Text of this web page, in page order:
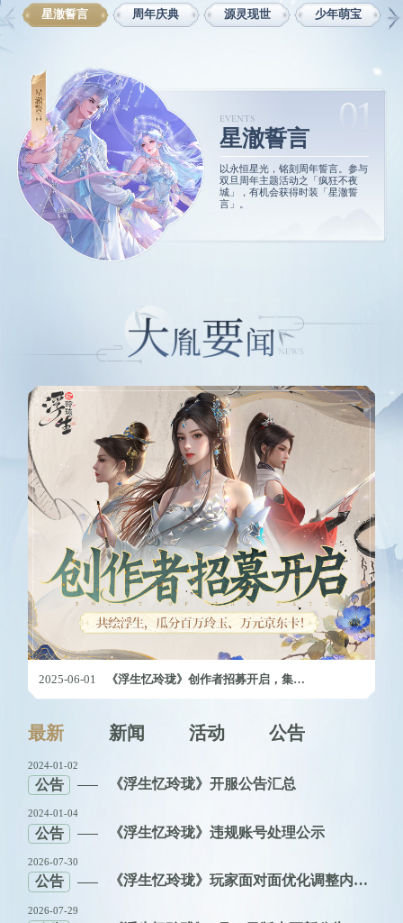
EVENTS
星澈誓言
以永恒星光，铭刻周年誓言。参与
双旦周年主题活动之「疯狂不夜
城」，有机会获得时装「星澈誓
言」。
01
《浮生忆玲珑》创作者招募开启，集合瓜分激励金 2025-05-19
4
5
Previous
最新 新闻 活动 公告
2024-01-02
公告 《浮生忆玲珑》开服公告汇总
2024-01-04
公告 《浮生忆玲珑》违规账号处理公示
2026-07-30
公告 《浮生忆玲珑》玩家面对面优化调整内容公示
2026-07-29